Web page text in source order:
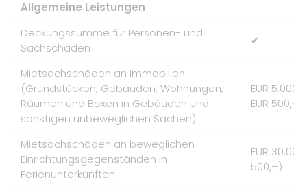
Allgemeine Leistungen
Deckungssumme für Personen- und
Sachschäden
✔
Mietsachschäden an Immobilien
(Grundstücken, Gebäuden, Wohnungen,
Räumen und Boxen in Gebäuden und
sonstigen unbeweglichen Sachen)
EUR
EUR 500,–)
Mietsachschäden an beweglichen
Einrichtungsgegenständen in
Ferienunterkünften
EUR
500,–)